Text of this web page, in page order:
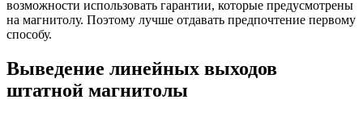
возможности использовать гарантии, которые предусмотрены
на магнитолу. Поэтому лучше отдавать предпочтение первому
способу.
Выведение линейных выходов
штатной магнитолы